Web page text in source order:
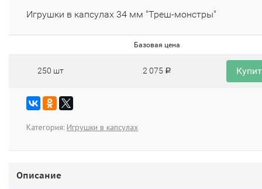
Игрушки в капсулах 34 мм "Треш-монстры"
Базовая цена
250 шт 2 075 Р
Категория: Игрушки в капсулах
Описание